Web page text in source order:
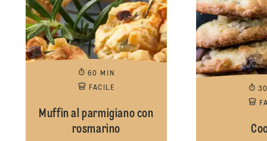
60 MIN
FACILE
Muffin al parmigiano con
rosmarino